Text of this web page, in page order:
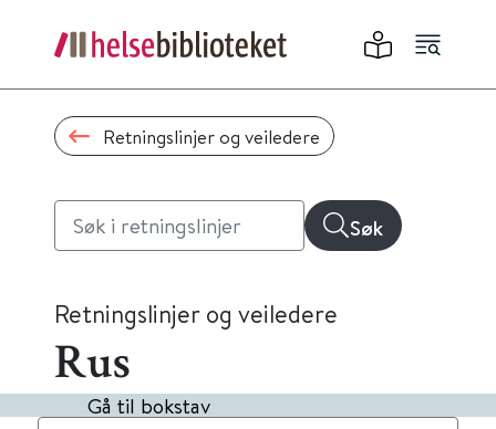
Retningslinjer og veiledere
Søk
Retningslinjer og veiledere
Rus
Gå til bokstav